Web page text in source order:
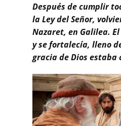
Después de cumplir
la Ley del Señor,
Nazaret, en Galilea.
y se fortalecía, lleno
gracia de Dios estaba